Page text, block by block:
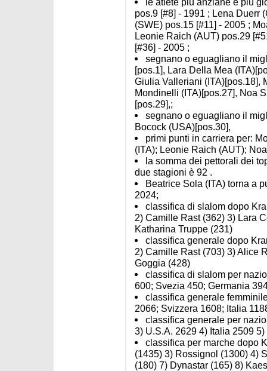
pos.9 [#8] - 1991 ; Lena Duerr
(SWE) pos.15 [#11] - 2005 ;
Leonie Raich (AUT) pos.29
[#36] - 2005 ;
segnano o eguagliano il
[pos.1], Lara Della Mea
Giulia Valleriani (ITA)[pos.18],
Mondinelli (ITA)[pos.27], Noa
[pos.29],;
segnano o eguagliano il
Bocock (USA)[pos.30],
primi punti in carriera per:
(ITA); Leonie Raich (AUT);
la somma dei pettorali dei
due stagioni è 92 .
Beatrice Sola (ITA) torna a
2024;
classifica di slalom dopo
2) Camille Rast (362) 3) Lara
Katharina Truppe (231)
classifica generale dopo
2) Camille Rast (703) 3) Alice
Goggia (428)
classifica di slalom per
600; Svezia 450; Germania
classifica generale
2066; Svizzera 1608; Italia
classifica generale per
3) U.S.A. 2629 4) Italia 2509
classifica per marche dopo
(1435) 3) Rossignol (1300) 4)
(180) 7) Dynastar (165) 8)